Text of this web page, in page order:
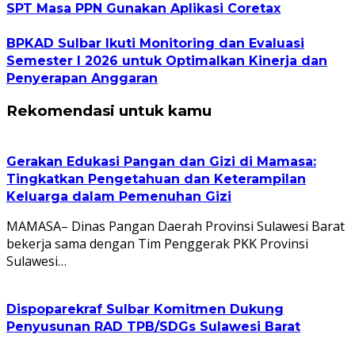
SPT Masa PPN Gunakan Aplikasi Coretax
BPKAD Sulbar Ikuti Monitoring dan Evaluasi
Semester I 2026 untuk Optimalkan Kinerja dan
Penyerapan Anggaran
Rekomendasi untuk kamu
Gerakan Edukasi Pangan dan Gizi di Mamasa:
Tingkatkan Pengetahuan dan Keterampilan
Keluarga dalam Pemenuhan Gizi
MAMASA– Dinas Pangan Daerah Provinsi Sulawesi Barat
bekerja sama dengan Tim Penggerak PKK Provinsi
Sulawesi…
Dispoparekraf Sulbar Komitmen Dukung
Penyusunan RAD TPB/SDGs Sulawesi Barat